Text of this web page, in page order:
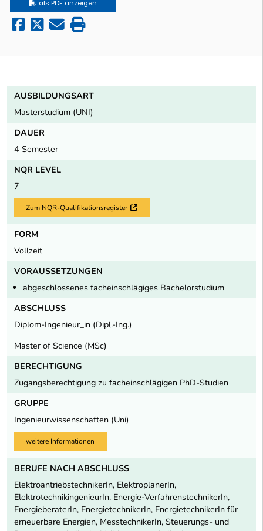
als PDF anzeigen
AUSBILDUNGSART
Masterstudium (UNI)
DAUER
4 Semester
NQR LEVEL
7
Zum NQR-Qualifikationsregister Externer Link
FORM
Vollzeit
VORAUSSETZUNGEN
abgeschlossenes facheinschlägiges Bachelorstudium
ABSCHLUSS
Diplom-Ingenieur_in (Dipl.-Ing.)
Master of Science (MSc)
BERECHTIGUNG
Zugangsberechtigung zu facheinschlägigen PhD-Studien
GRUPPE
Ingenieurwissenschaften (Uni)
weitere Informationen
BERUFE NACH ABSCHLUSS
ElektroantriebstechnikerIn, ElektroplanerIn,
ElektrotechnikingenieurIn, Energie-VerfahrenstechnikerIn,
EnergieberaterIn, EnergietechnikerIn, EnergietechnikerIn für
erneuerbare Energien, MesstechnikerIn, Steuerungs- und